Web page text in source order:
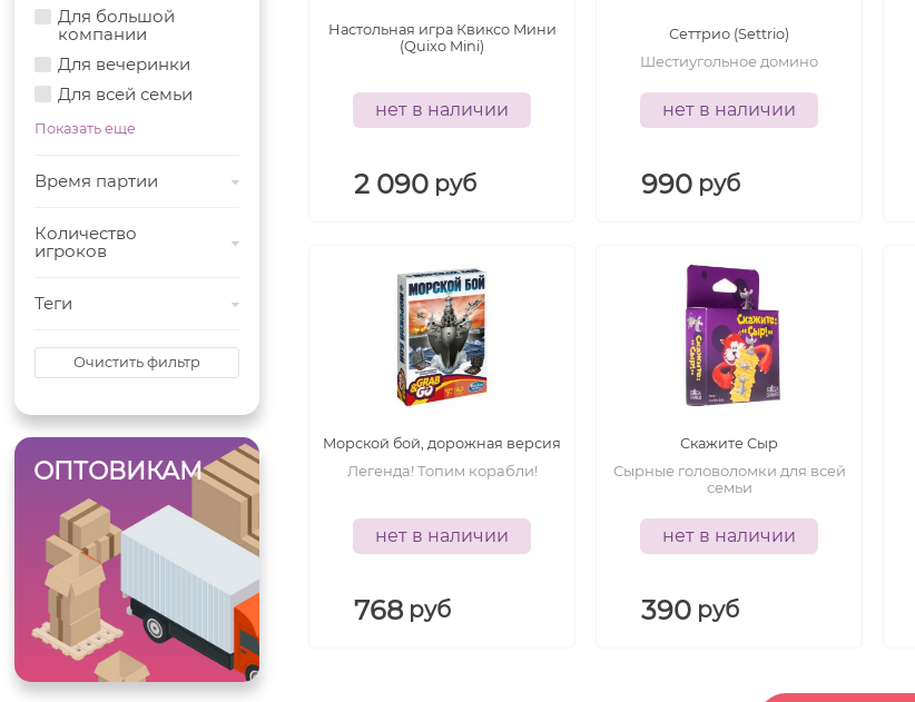
Для большой
компании
Для вечеринки
Для всей семьи
Показать еще
Время партии
Количество
игроков
Теги
Очистить фильтр
ОПТОВИКАМ
Настольная игра Квиксо Мини
(Quixo Mini)
нет в наличии
2 090 руб
Сеттрио (Settrio)
Шестиугольное домино
нет в наличии
990 руб
Морской бой, дорожная версия
Легенда! Топим корабли!
нет в наличии
768 руб
Скажите Сыр
Сырные головоломки для всей
семьи
нет в наличии
390 руб